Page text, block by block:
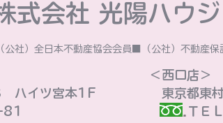
）全日本不動産協会会員■（公社）不動産保
式会社 光陽ハウ
ハイツ宮本1F
​＜西口店＞
東京都東
ＴＥＬ